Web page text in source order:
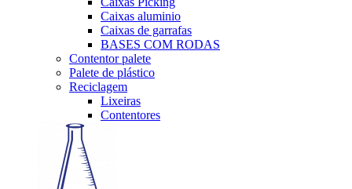
Caixas aluminio
Caixas de garrafas
BASES COM RODAS
Contentor palete
Palete de plástico
Reciclagem
Lixeiras
Contentores